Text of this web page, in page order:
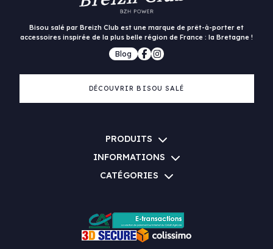
Bisou salé par Breizh Club est une marque de prêt-à-porter et
accessoires inspirée de la plus belle région de France : la Bretagne !
Blog
DÉCOUVRIR BISOU SALÉ
PRODUITS
INFORMATIONS
CATÉGORIES